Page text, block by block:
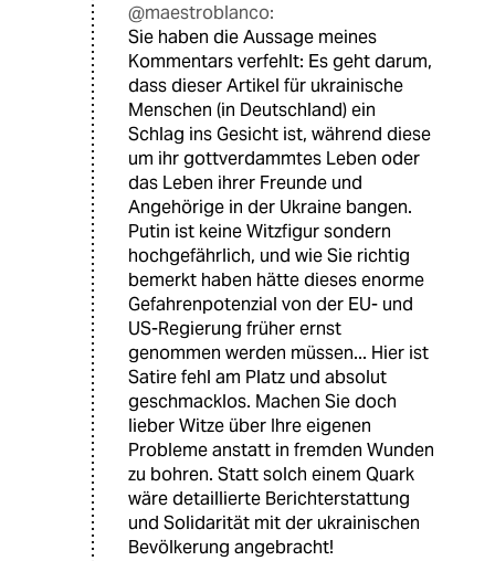
@maestroblanco:
Sie haben die Aussage meines
Kommentars verfehlt: Es geht darum,
dass dieser Artikel für ukrainische
Menschen (in Deutschland) ein
Schlag ins Gesicht ist, während diese
um ihr gottverdammtes Leben oder
das Leben ihrer Freunde und
Angehörige in der Ukraine bangen.
Putin ist keine Witzfigur sondern
hochgefährlich, und wie Sie richtig
bemerkt haben hätte dieses enorme
Gefahrenpotenzial von der EU- und
US-Regierung früher ernst
genommen werden müssen... Hier ist
Satire fehl am Platz und absolut
geschmacklos. Machen Sie doch
lieber Witze über Ihre eigenen
Probleme anstatt in fremden Wunden
zu bohren. Statt solch einem Quark
wäre detaillierte Berichterstattung
und Solidarität mit der ukrainischen
Bevölkerung angebracht!